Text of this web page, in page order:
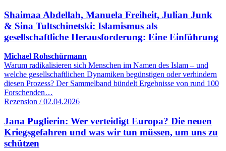
Shaimaa Abdellah, Manuela Freiheit, Julian Junk
& Sina Tultschinetski: Islamismus als
gesellschaftliche Herausforderung: Eine Einführung
Michael Rohschürmann
Warum radikalisieren sich Menschen im Namen des Islam – und
welche gesellschaftlichen Dynamiken begünstigen oder verhindern
diesen Prozess? Der Sammelband bündelt Ergebnisse von rund 100
Forschenden…
Rezension / 02.04.2026
Jana Puglierin: Wer verteidigt Europa? Die neuen
Kriegsgefahren und was wir tun müssen, um uns zu
schützen